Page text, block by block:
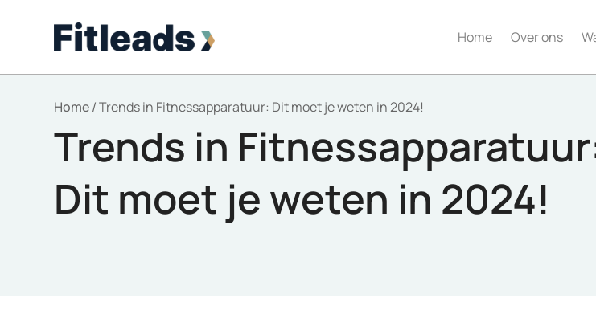
Home Over ons
Home/Trends in Fitnessapparatuur: Dit moet je weten in 2024!
Trends in
Dit moet je weten in 2024!